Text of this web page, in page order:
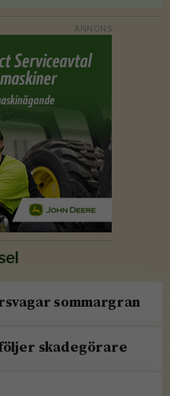
sommargran
skadegörare